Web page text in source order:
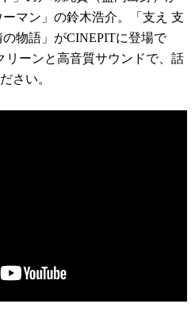
マン」の鈴⽊浩介。「支え 支
物語」がCINEPITに登場で
リーンと高音質サウンドで、話
さい。